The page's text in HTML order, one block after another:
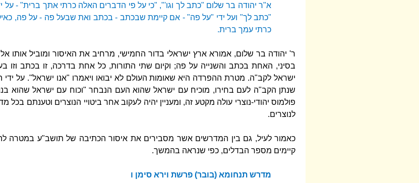
א"ר יהודה בר שלום "כתב לך וגו'", "כי על פי הדברים האלה כרתי אתך ברית" - על
"כתב לך" ועל ידי "על פה" - אם קיימת שבכתב - בכתב ואת שבעל פה - על פה,
כרתי עמך ברית.
ר' יהודה בר שלום, אמורא ארץ ישראלי בדור החמישי, מרחיב את האיסור ומוביל אותו אל
בסיני, האחת בכתב והשנייה על פה; וקיום שתי התורות, כל אחת בדרכה, זו בכתב וזו
ישראל לקב"ה. מטרת ההפרדה היא שאומות העולם לא יבואו ויאמרו "אנו ישראל". על
שנתן הקב"ה לעם בחירו, מוכיח עם ישראל שהוא העם הנבחר "וכוח עם ישראל שהוא
פולמוס יהודי-נוצרי עולה מקטע זה, ומעניין יהיה לעקוב אחר ביטויי הנוצרים וטענתם
לנוצרים.
כאמור לעיל, גם בין המדרשים אשר מסבירים את איסור הכתיבה של תושב"ע במטרה
קיימים מספר הבדלים, כפי שנראה בהמשך.
מדרש תנחומא (בובר) פרשת וירא סימן ו